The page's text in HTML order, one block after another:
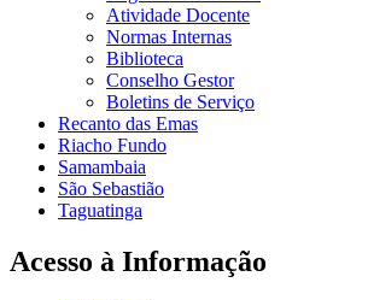
Atividade Docente
Normas Internas
Biblioteca
Conselho Gestor
Boletins de Serviço
Recanto das Emas
Riacho Fundo
Samambaia
São Sebastião
Taguatinga
Acesso à Informação